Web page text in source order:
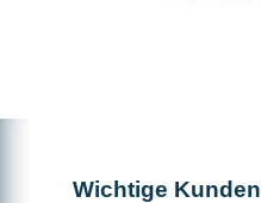
Wichtige